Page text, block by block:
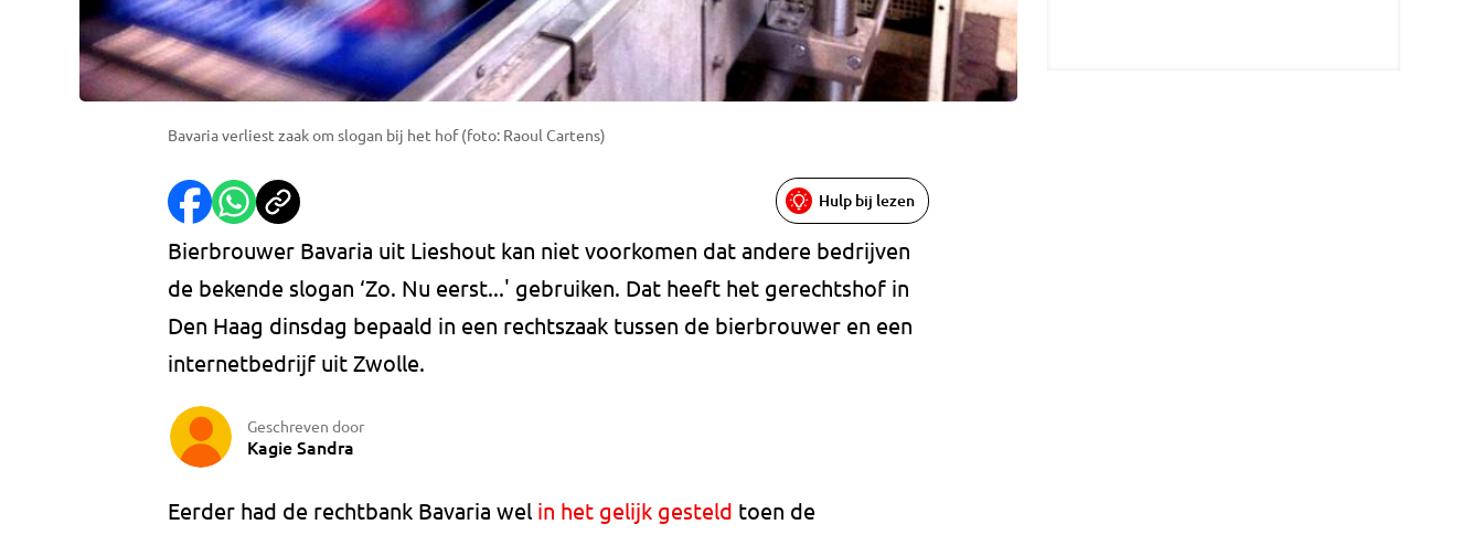
Bavaria verliest zaak om slogan bij het hof (foto: Raoul Cartens)
Hulp bij lezen
Bierbrouwer Bavaria uit Lieshout kan niet voorkomen dat andere bedrijven
de bekende slogan ‘Zo. Nu eerst...' gebruiken. Dat heeft het gerechtshof in
Den Haag dinsdag bepaald in een rechtszaak tussen de bierbrouwer en een
internetbedrijf uit Zwolle.
Geschreven door
Kagie Sandra
Eerder had de rechtbank Bavaria wel in het gelijk gesteld toen de